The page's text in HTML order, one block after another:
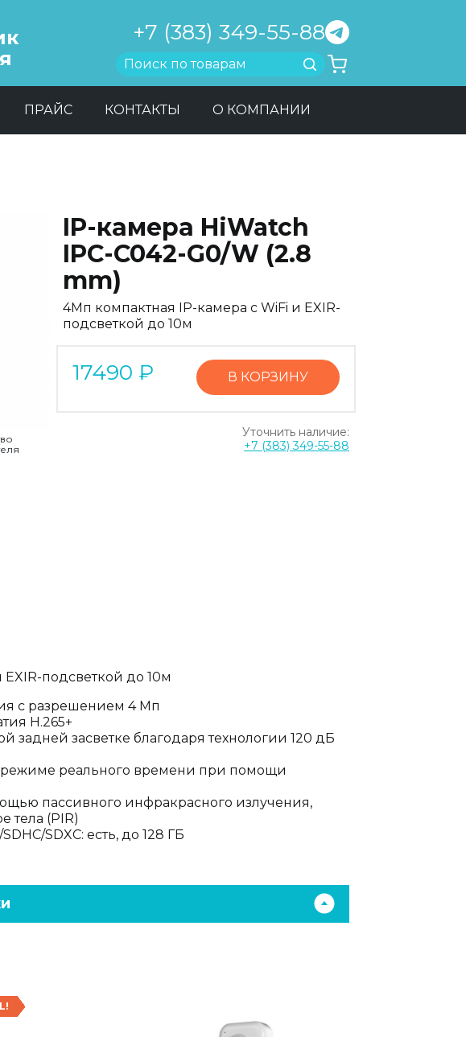
+7 (383) 349-55-88
Найти
ПРАЙС КОНТАКТЫ О КОМПАНИИ
IP-камера HiWatch
IPC-C042-G0/W (2.8
mm)
4Мп компактная IP-камера с WiFi и EXIR-
подсветкой до 10м
17490 ₽ В КОРЗИНУ
Уточнить наличие:
+7 (383) 349-55-88
подсветкой до 10м
с разрешением 4 Мп
H.265+
задней засветке благодаря технологии 120 дБ
режиме реального времени при помощи
пассивного инфракрасного излучения,
тела (PIR)
SDXC: есть, до 128 ГБ